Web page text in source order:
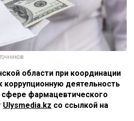
области при координации
коррупционную деятельность
фармацевтического
Ulysmedia.kz со ссылкой на